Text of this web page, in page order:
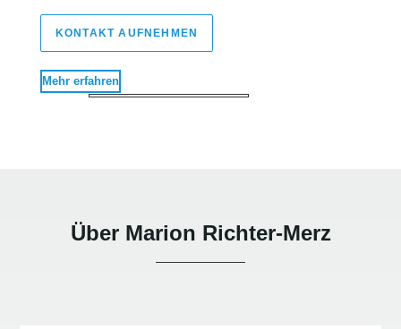
KONTAKT AUFNEHMEN
Mehr erfahren
Über Marion Richter-Merz